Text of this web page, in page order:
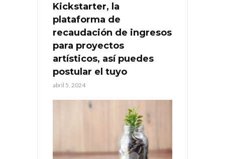
Kickstarter, la
plataforma de
recaudación de ingresos
para proyectos
artísticos, así puedes
postular el tuyo
abril 5, 2024